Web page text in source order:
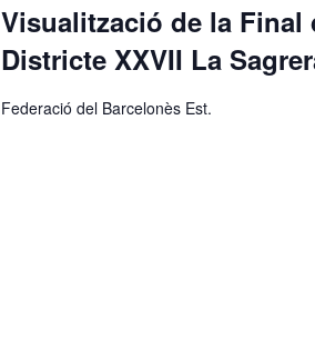
Visualització de la Final
Districte XXVII La
Federació del Barcelonès Est.